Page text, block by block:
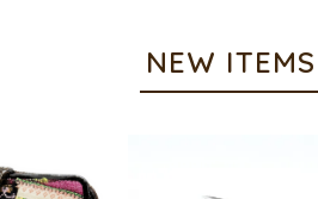
NEW ITEMS